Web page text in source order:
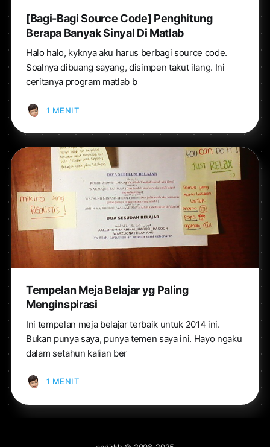
[Bagi-Bagi Source Code] Penghitung
Berapa Banyak Sinyal Di Matlab
Halo halo, kyknya aku harus berbagi source code.
Soalnya dibuang sayang, disimpen takut ilang. Ini
ceritanya program matlab b
1 MENIT
Tempelan Meja Belajar yg Paling
Menginspirasi
Ini tempelan meja belajar terbaik untuk 2014 ini.
Bukan punya saya, punya temen saya ini. Hayo ngaku
dalam setahun kalian ber
1 MENIT